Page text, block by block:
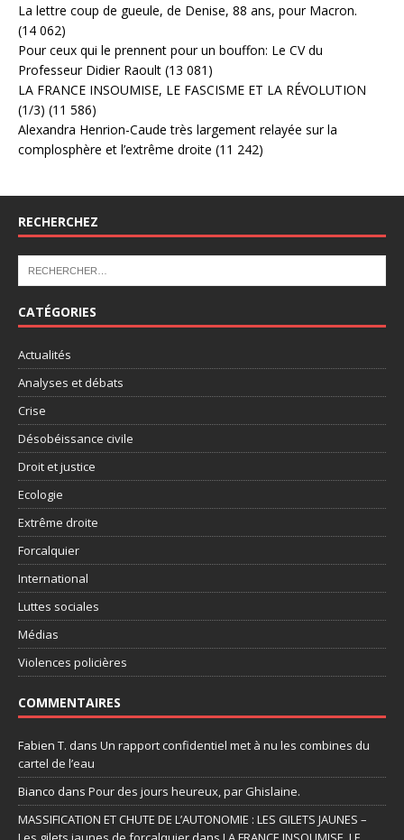
La lettre coup de gueule, de Denise, 88 ans, pour Macron.
(14 062)
Pour ceux qui le prennent pour un bouffon: Le CV du
Professeur Didier Raoult (13 081)
LA FRANCE INSOUMISE, LE FASCISME ET LA RÉVOLUTION
(1/3) (11 586)
Alexandra Henrion-Caude très largement relayée sur la
complosphère et l’extrême droite (11 242)
RECHERCHEZ
CATÉGORIES
Actualités
Analyses et débats
Crise
Désobéissance civile
Droit et justice
Ecologie
Extrême droite
Forcalquier
International
Luttes sociales
Médias
Violences policières
COMMENTAIRES
Fabien T. dans Un rapport confidentiel met à nu les combines du
cartel de l’eau
Bianco dans Pour des jours heureux, par Ghislaine.
MASSIFICATION ET CHUTE DE L’AUTONOMIE : LES GILETS JAUNES –